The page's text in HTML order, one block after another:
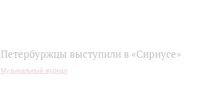
Петербуржцы выступили в «Сириусе»
Музыкальный журнал